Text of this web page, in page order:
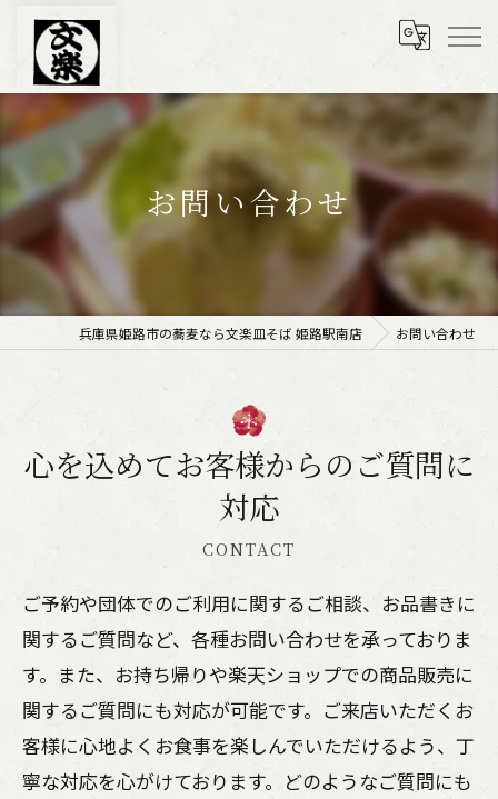
お問い合わせ
兵庫県姫路市の蕎麦なら文楽皿そば 姫路駅南店 お問い合わせ
心を込めてお客様からのご質問に
対応
CONTACT
ご予約や団体でのご利用に関するご相談、お品書きに
関するご質問など、各種お問い合わせを承っておりま
す。また、お持ち帰りや楽天ショップでの商品販売に
関するご質問にも対応が可能です。ご来店いただくお
客様に心地よくお食事を楽しんでいただけるよう、丁
寧な対応を心がけております。どのようなご質問にも